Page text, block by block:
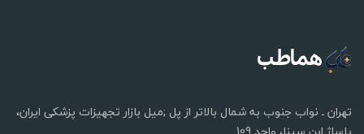
تهران ـ نواب جنوب به شمال بالاتر از پل ;میل بازار تجهیزات پزشکی ایران،